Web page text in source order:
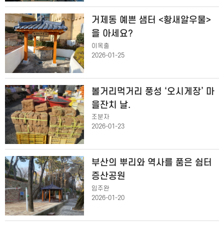
거제동 예쁜 샘터 <황새알우물>
을 아세요?
이옥출
2026-01-25
볼거리먹거리 풍성 ‘오시게장’ 마
을잔치 날.
조분자
2026-01-23
부산의 뿌리와 역사를 품은 쉼터
증산공원
임주완
2026-01-20